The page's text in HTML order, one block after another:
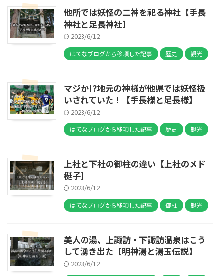
他所では妖怪の二神を祀る神社【手長
神社と足長神社】
2023/6/12
はてなブログから移項した記事 歴史 観光
マジか!?地元の神様が他県では妖怪扱
いされていた！【手長様と足長様】
2023/6/12
はてなブログから移項した記事 歴史 観光
上社と下社の御柱の違い【上社のメド
梃子】
2023/6/12
はてなブログから移項した記事 御柱 観光
美人の湯、上諏訪・下諏訪温泉はこう
して湧き出た【明神湯と湯玉伝説】
2023/6/12